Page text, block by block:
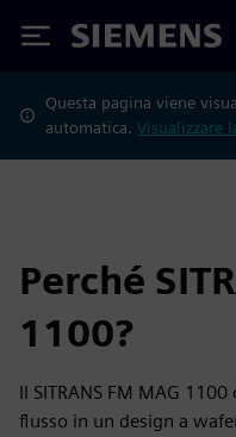
Siemens
Questa pagina viene
automatica.Visualizzare
Perché
1100?
Il SITRANS FM MAG
flusso in un design a